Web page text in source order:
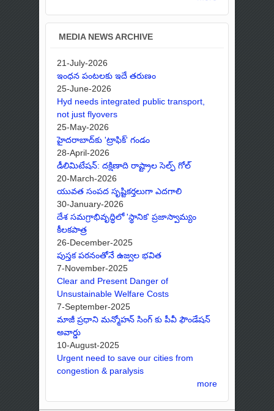
MEDIA NEWS ARCHIVE
21-July-2026
ఇంధన పంటలకు ఇదే తరుణం
25-June-2026
Hyd needs integrated public transport,
not just flyovers
25-May-2026
హైదరాబాద్‌కు 'ట్రాఫిక్' గండం
28-April-2026
డీలిమిటేషన్: దక్షిణాది రాష్ట్రాల సెల్ఫ్ గోల్
20-March-2026
యువత సంపద సృష్టికర్తలుగా ఎదగాలి
30-January-2026
దేశ సమగ్రాభివృద్ధిలో 'స్థానిక' ప్రజాస్వామ్యం
కీలకపాత్ర
26-December-2025
పుస్తక పఠనంతోనే ఉజ్వల భవిత
7-November-2025
Clear and Present Danger of
Unsustainable Welfare Costs
7-September-2025
మాజీ ప్రధాని మన్మోహన్ సింగ్ కు పీవీ ఫౌండేషన్
అవార్డు
10-August-2025
Urgent need to save our cities from
congestion & paralysis
more